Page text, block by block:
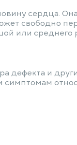
сердца.
свободно
или среднего
дефекта и